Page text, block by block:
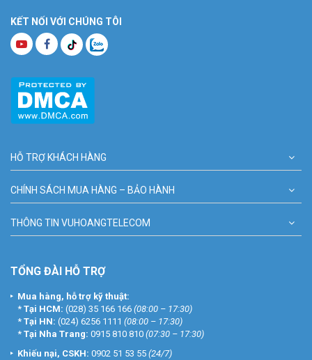
KẾT NỐI VỚI CHÚNG TÔI
HỖ TRỢ KHÁCH HÀNG
CHÍNH SÁCH MUA HÀNG – BẢO HÀNH
THÔNG TIN VUHOANGTELECOM
TỔNG ĐÀI HỖ TRỢ
Mua hàng, hỗ trợ kỹ thuật:
* Tại HCM: (028) 35 166 166 (08:00 – 17:30)
* Tại HN: (024) 6256 1111 (08:00 – 17:30)
* Tại Nha Trang: 0915 810 810 (07:30 – 17:30)
Khiếu nại, CSKH: 0902 51 53 55 (24/7)